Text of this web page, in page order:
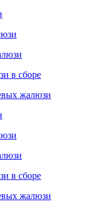
в сборе
жалюзи
в сборе
жалюзи